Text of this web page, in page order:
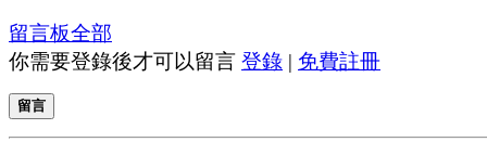
留言板全部
你需要登錄後才可以留言 登錄 | 免費註冊
留言